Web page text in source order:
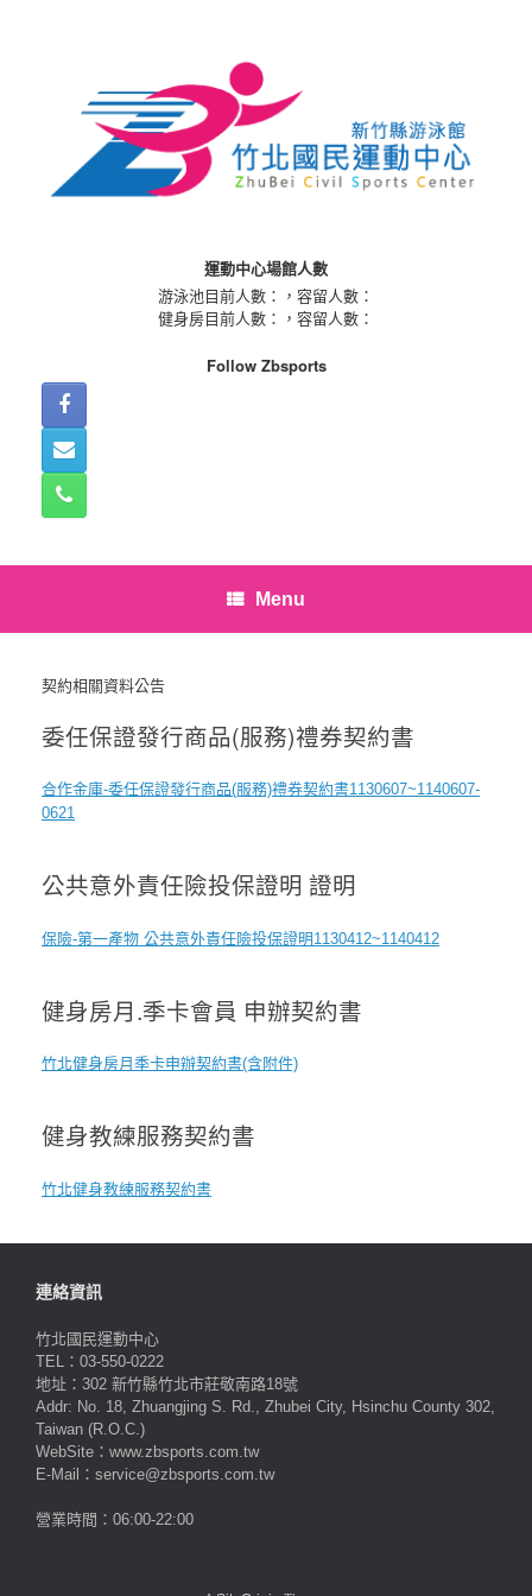
運動中心場館人數
游泳池目前人數：
，容留人數：
健身房目前人數：
，容留人數：
Follow Zbsports
Menu
契約相關資料公告
委任保證發行商品(服務)禮券契約書
合作金庫-委任保證發行商品(服務)禮券契約書1130607~1140607-
0621
公共意外責任險投保證明 證明
保險-第一產物 公共意外責任險投保證明1130412~1140412
健身房月.季卡會員 申辦契約書
竹北健身房月季卡申辦契約書(含附件)
健身教練服務契約書
竹北健身教練服務契約書
連絡資訊
竹北國民運動中心
TEL：03-550-0222
地址：302 新竹縣竹北市莊敬南路18號
Addr: No. 18, Zhuangjing S. Rd., Zhubei City, Hsinchu County 302,
Taiwan (R.O.C.)
WebSite：www.zbsports.com.tw
E-Mail：service@zbsports.com.tw
營業時間：06:00-22:00